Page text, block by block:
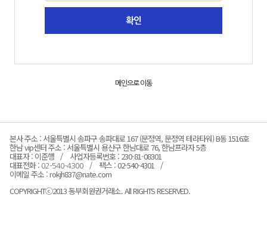
메인으로 이동
본사 주소 : 서울특별시 송파구 송파대로 167 (문정역, 문정역 테라타워) B동 1516호
한남 vip센터 주소 : 서울특별시 용산구 한남대로 76, 한남프라자 5층
대표자 : 이준행 사업자등록번호 : 230-81-08301
대표전화 : 02-540-4300 팩스 : 02-540-4301
이메일 주소 : rokjh837@nate.com
COPYRIGHTⓒ2013 동부회원권거래소. All RIGHTS RESERVED.